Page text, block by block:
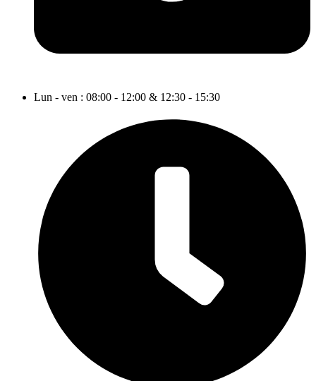
Lun - ven : 08:00 - 12:00 & 12:30 - 15:30